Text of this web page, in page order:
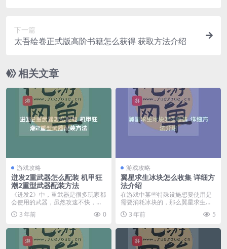
下一篇
太吾绘卷正式版高阶书籍怎么获得 获取方法介绍
相关文章
游戏攻略
迸发2重武器怎么配装 机甲狂
潮2重型武器配装方法
《迸发2》中，重武器是很多玩家都
会使用的武器，虽然攻速不快，但
是伤害非常具有破坏...
3 年前 0
游戏攻略
翼星求生冰块怎么收集 详细方
法介绍
在游戏中某些特殊设施想要使用是
需要消耗冰块的，那么翼星求生冰
块怎么收集呢？还不知...
3 年前 5